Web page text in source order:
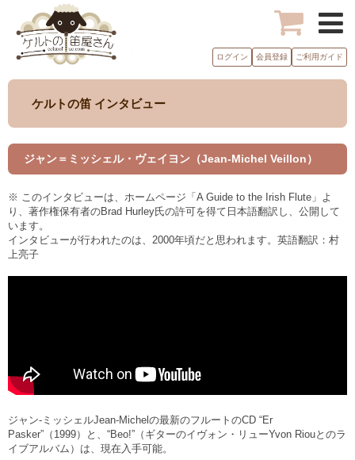
ログイン 会員登録 ご利用ガイド
ケルトの笛 インタビュー
ジャン＝ミッシェル・ヴェイヨン（Jean-Michel Veillon）
※ このインタビューは、ホームページ「A Guide to the Irish Flute」よ
り、著作権保有者のBrad Hurley氏の許可を得て日本語翻訳し、公開して
います。
インタビューが行われたのは、2000年頃だと思われます。英語翻訳：村
上亮子
ジャン-ミッシェルJean-Michelの最新のフルートのCD “Er
Pasker”（1999）と、“Beo!”（ギターのイヴォン・リューYvon Riouとのラ
イブアルバム）は、現在入手可能。